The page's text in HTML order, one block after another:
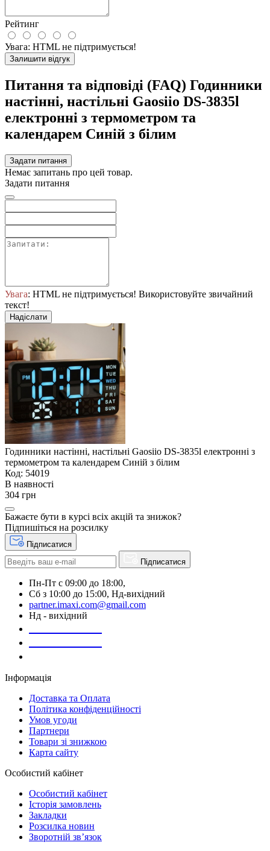
Рейтинг
Увага: HTML не підтримується!
Залишити відгук
Питання та відповіді (FAQ) Годинники
настінні, настільні Gaosiio DS-3835l
електронні з термометром та
календарем Синій з білим
Задати питання
Немає запитань про цей товар.
Задати питання
Увага: HTML не підтримується! Використовуйте звичайний
текст!
Надіслати
Годинники настінні, настільні Gaosiio DS-3835l електронні з
термометром та календарем Синій з білим
Код: 54019
В наявності
304 грн
Бажаєте бути в курсі всіх акцій та знижок?
Підпишіться на розсилку
Підписатися
Підписатися
Пн-Пт с 09:00 до 18:00,
Сб з 10:00 до 15:00, Нд-вихідний
partner.imaxi.com@gmail.com
Нд - вихідний
Інформація
Доставка та Оплата
Політика конфіденційності
Умов угоди
Партнери
Товари зі знижкою
Карта сайту
Особистий кабінет
Особистий кабінет
Історія замовлень
Закладки
Розсилка новин
Зворотній зв’язок